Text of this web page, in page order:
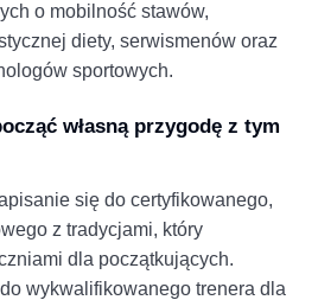
o mobilność stawów,
diety, serwismenów oraz
sportowych.
własną przygodę z tym
się do certyfikowanego,
z tradycjami, który
dla początkujących.
wykwalifikowanego trenera dla